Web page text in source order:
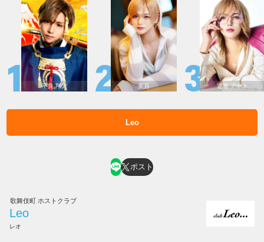
平良 翔太 美月 逆巻 アヤト
Leo
ポスト
歌舞伎町 ホストクラブ
Leo
レオ